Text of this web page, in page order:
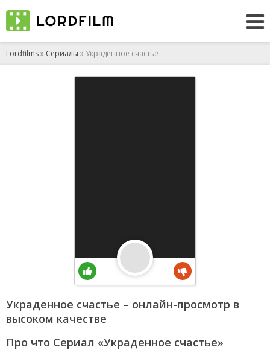
Lordfilms» Сериалы » Украденное счастье
Украденное счастье – онлайн-просмотр в
высоком качестве
Про что Сериал «Украденное счастье»